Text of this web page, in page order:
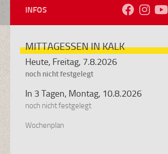
INFOS
MITTAGESSEN IN KALK
Heute, Freitag, 7.8.2026
noch nicht festgelegt
In 3 Tagen, Montag, 10.8.2026
noch nicht festgelegt
Wochenplan